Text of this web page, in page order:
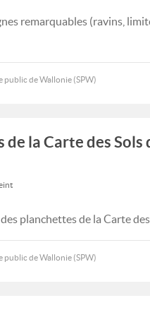
remarquables (ravins,
public de Wallonie (SPW)
la Carte des Sols
planchettes de la Carte
public de Wallonie (SPW)